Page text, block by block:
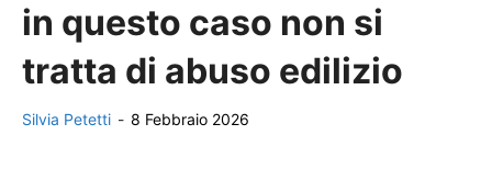
in questo caso non si
tratta di abuso edilizio
Silvia Petetti - 8 Febbraio 2026